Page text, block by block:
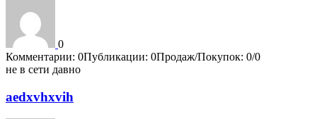
0
Комментарии: 0Публикации: 0Продаж/Покупок: 0/0
не в сети давно
aedxvhxvih